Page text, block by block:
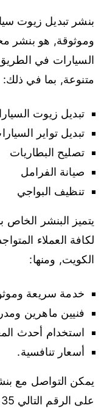
بنشر تبديل زيوت
وموثوقة, هو بنشر
السيارات في
متنوعة, بما في ذلك:
تبديل زيوت
تبديل تواير
تصليح البطاريات
صيانة الفرامل
تنظيف البواجي
يتميز البنشر الخاص
لكافة العملاء
الكويت, ومنها:
خدمة سريعة
فنيين ماهرين
استخدام أحدث
أسعار تنافسية.
يمكن التواصل مع